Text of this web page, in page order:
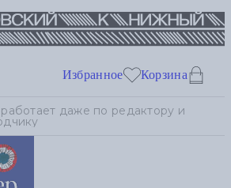
Избранное Корзина